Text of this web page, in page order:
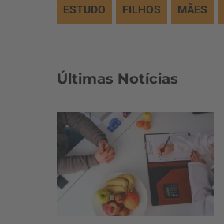
ESTUDO FILHOS MÃES
Últimas Notícias